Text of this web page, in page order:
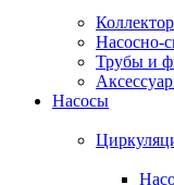
Насосно-
Трубы и
Насосы